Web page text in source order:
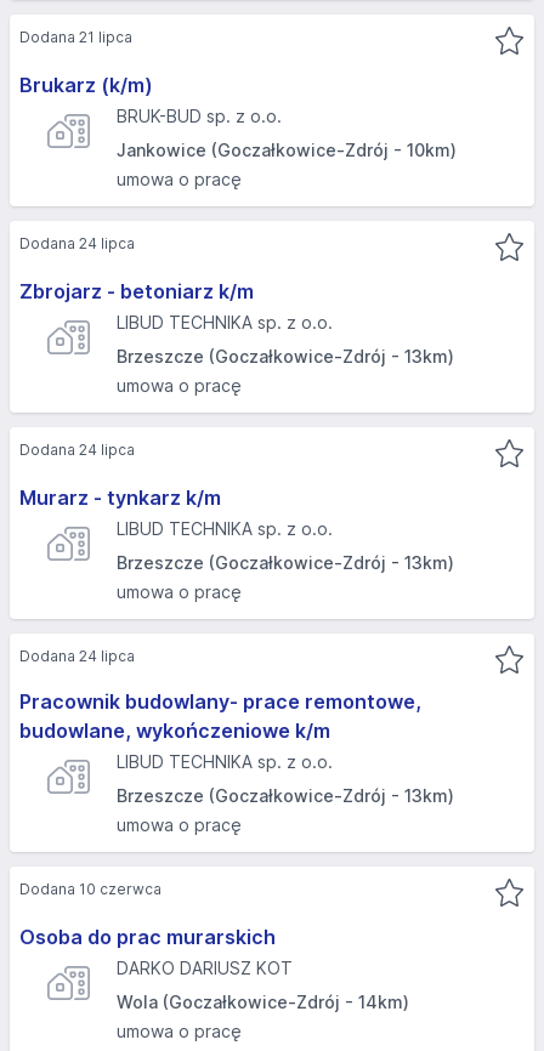
Brukarz (k/m)
BRUK-BUD sp. z o.o.
Jankowice (Goczałkowice-Zdrój - 10km)
umowa o pracę
Dodana 21 lipca
Zbrojarz - betoniarz k/m
LIBUD TECHNIKA sp. z o.o.
Brzeszcze (Goczałkowice-Zdrój - 13km)
umowa o pracę
Dodana 24 lipca
Murarz - tynkarz k/m
LIBUD TECHNIKA sp. z o.o.
Brzeszcze (Goczałkowice-Zdrój - 13km)
umowa o pracę
Dodana 24 lipca
Pracownik budowlany- prace remontowe,
budowlane, wykończeniowe k/m
LIBUD TECHNIKA sp. z o.o.
Brzeszcze (Goczałkowice-Zdrój - 13km)
umowa o pracę
Dodana 24 lipca
Osoba do prac murarskich
DARKO DARIUSZ KOT
Wola (Goczałkowice-Zdrój - 14km)
umowa o pracę
Dodana 10 czerwca